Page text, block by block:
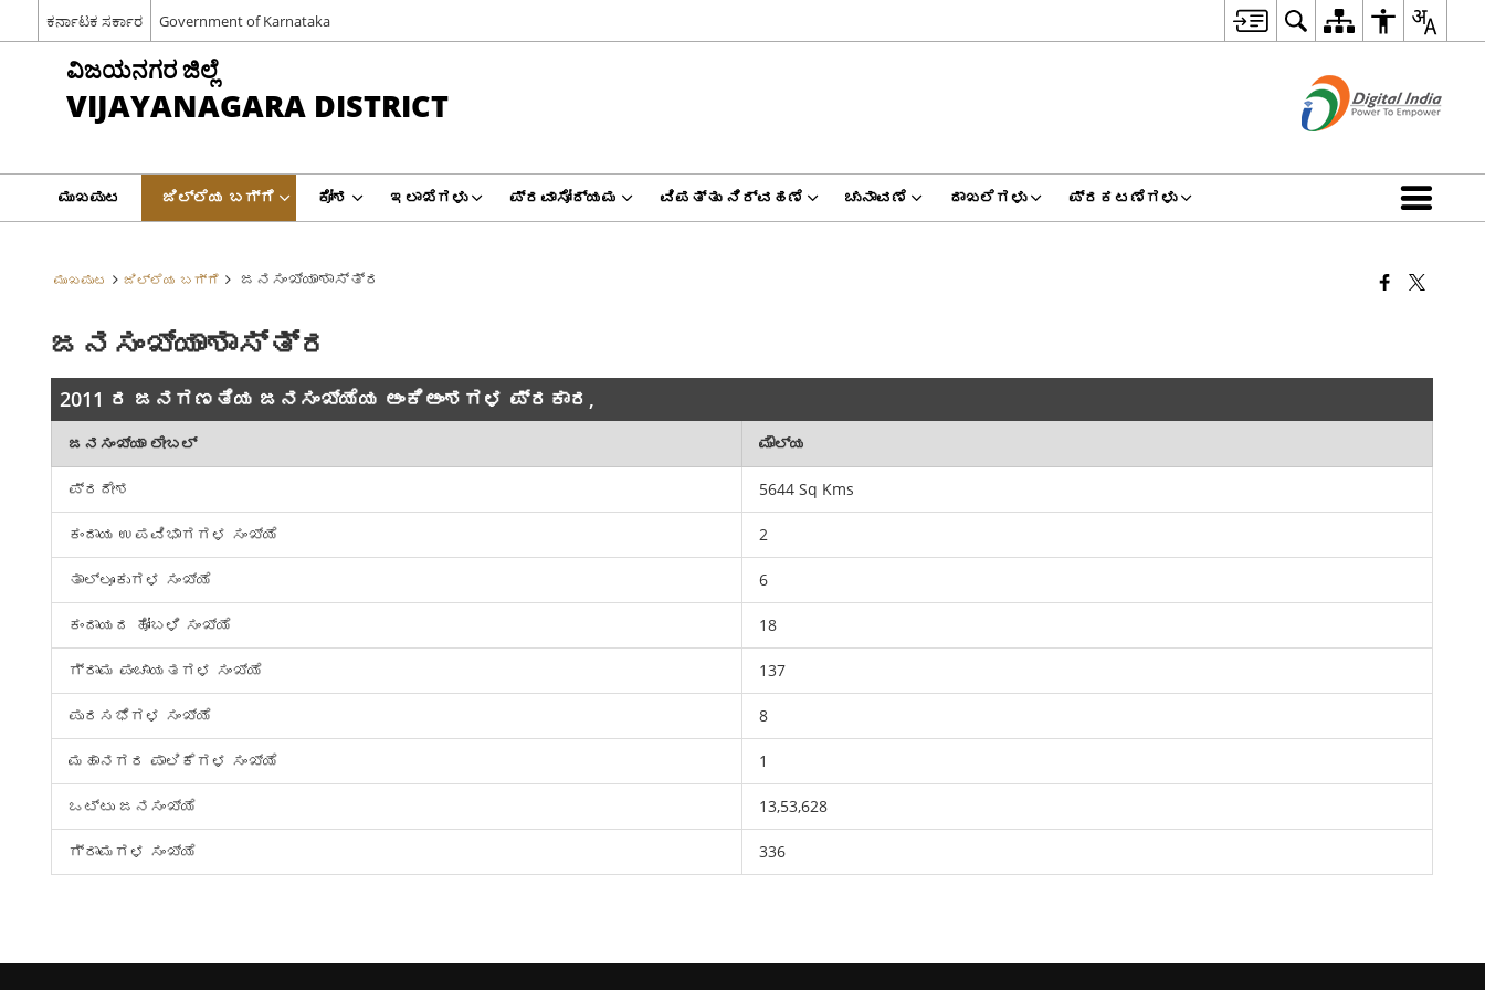
ಕರ್ನಾಟಕ ಸರ್ಕಾರ Government of Karnataka
ವಿಜಯನಗರ ಜಿಲ್ಲೆ
VIJAYANAGARA DISTRICT
ಮುಖಪುಟ ಜಿಲ್ಲೆಯ ಬಗ್ಗೆ ಕೋಶ ಇಲಾಖೆಗಳು ಪ್ರವಾಸೋದ್ಯಮ ವಿಪತ್ತು ನಿರ್ವಹಣೆ ಚುನಾವಣೆ ದಾಖಲೆಗಳು ಪ್ರಕಟಣೆಗಳು
ಮುಖಪುಟ ಜಿಲ್ಲೆಯ ಬಗ್ಗೆ ಜನಸಂಖ್ಯಾಶಾಸ್ತ್ರ
ಜನಸಂಖ್ಯಾಶಾಸ್ತ್ರ
2011 ರ ಜನಗಣತಿಯ ಜನಸಂಖ್ಯೆಯ ಅಂಕಿಅಂಶಗಳ ಪ್ರಕಾರ,
ಜನಸಂಖ್ಯಾ ಲೇಬಲ್ ಮೌಲ್ಯ
ಪ್ರದೇಶ 5644 Sq Kms
ಕಂದಾಯ ಉಪವಿಭಾಗಗಳ ಸಂಖ್ಯೆ 2
ತಾಲ್ಲೂಕುಗಳ ಸಂಖ್ಯೆ 6
ಕಂದಾಯದ ಹೋಬಳಿ ಸಂಖ್ಯೆ 18
ಗ್ರಾಮ ಪಂಚಾಯತಗಳ ಸಂಖ್ಯೆ 137
ಪುರಸಭೆಗಳ ಸಂಖ್ಯೆ 8
ಮಹಾನಗರ ಪಾಲಿಕೆಗಳ ಸಂಖ್ಯೆ 1
ಒಟ್ಟು ಜನಸಂಖ್ಯೆ 13,53,628
ಗ್ರಾಮಗಳ ಸಂಖ್ಯೆ 336